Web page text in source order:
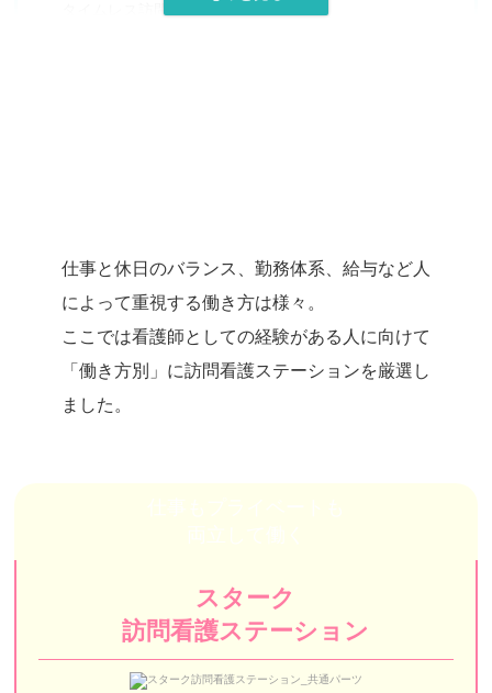
タイムレス訪問看護ステーション
ワンファミ訪問看護リハビリステーション
ひよこ訪問看護ステーション
麹町訪問看護ステーション
zen place（ゼンプレイス）
大地訪問看護ステーション
東雲訪問看護ステーション
仕事と休日のバランス、勤務体系、給与など人
によって重視する働き方は様々。
ここでは看護師としての経験がある人に向けて
「働き方別」に訪問看護ステーションを厳選 し
ました。
スターク
訪問看護ステーション